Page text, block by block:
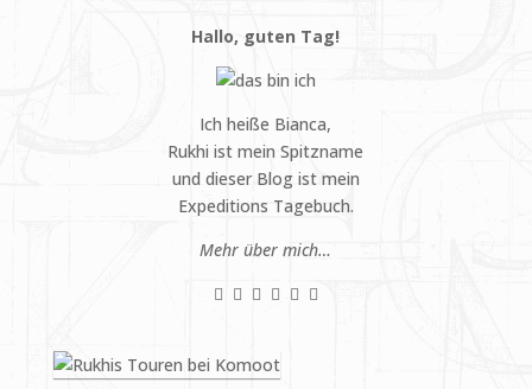
Hallo, guten Tag!
Ich heiße Bianca,
Rukhi ist mein Spitzname
und dieser Blog ist mein
Expeditions Tagebuch.
Mehr über mich…